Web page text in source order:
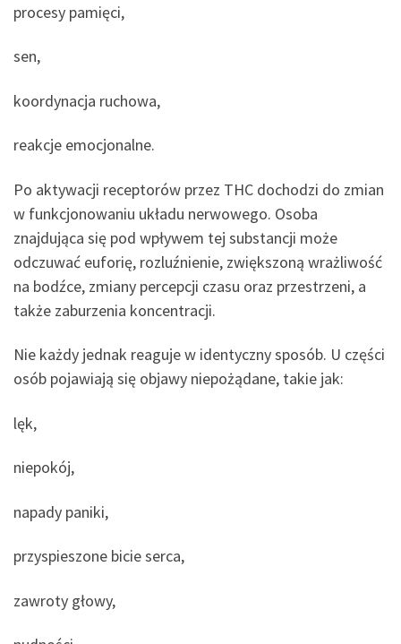
procesy pamięci,
sen,
koordynacja ruchowa,
reakcje emocjonalne.
Po aktywacji receptorów przez THC dochodzi do zmian
w funkcjonowaniu układu nerwowego. Osoba
znajdująca się pod wpływem tej substancji może
odczuwać euforię, rozluźnienie, zwiększoną wrażliwość
na bodźce, zmiany percepcji czasu oraz przestrzeni, a
także zaburzenia koncentracji.
Nie każdy jednak reaguje w identyczny sposób. U części
osób pojawiają się objawy niepożądane, takie jak:
lęk,
niepokój,
napady paniki,
przyspieszone bicie serca,
zawroty głowy,